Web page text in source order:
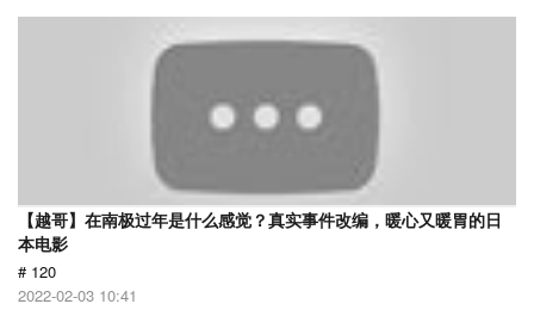
【越哥】在南极过年是什么感觉？真实事件改编，暖心又暖胃的日
本电影
# 120
2022-02-03 10:41